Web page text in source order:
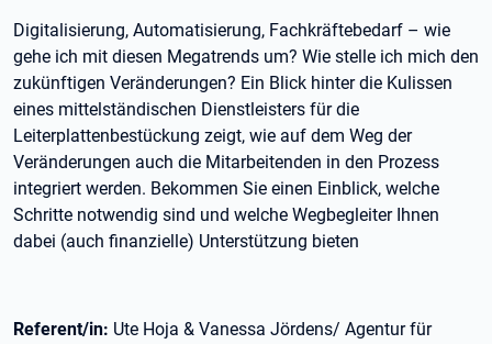
Digitalisierung, Automatisierung, Fachkräftebedarf – wie
gehe ich mit diesen Megatrends um? Wie stelle ich mich den
zukünftigen Veränderungen? Ein Blick hinter die Kulissen
eines mittelständischen Dienstleisters für die
Leiterplattenbestückung zeigt, wie auf dem Weg der
Veränderungen auch die Mitarbeitenden in den Prozess
integriert werden. Bekommen Sie einen Einblick, welche
Schritte notwendig sind und welche Wegbegleiter Ihnen
dabei (auch finanzielle) Unterstützung bieten
Referent/in: Ute Hoja & Vanessa Jördens/ Agentur für